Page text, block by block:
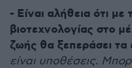
- Είναι αλήθεια ότι
βιοτεχνολογίας στο
ζωής θα ξεπεράσει τα
είναι υποθέσεις.